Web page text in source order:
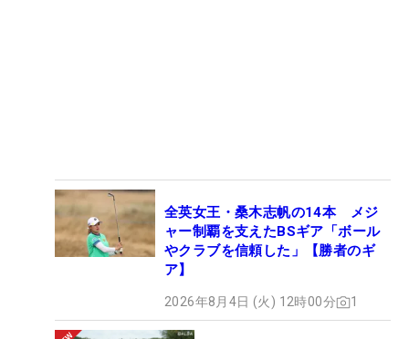
全英女王・桑木志帆の14本 メジ
ャー制覇を支えたBSギア「ボール
やクラブを信頼した」【勝者のギ
ア】
2026年8月4日 (火) 12時00分 1